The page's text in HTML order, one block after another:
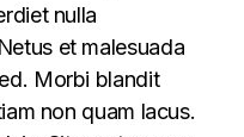
nulla
et malesuada
Morbi blandit
non quam lacus.